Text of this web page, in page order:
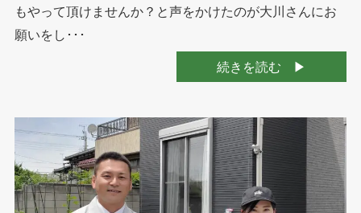
もやって頂けませんか？と声をかけたのが大川さんにお
願いをし･･･
続きを読む